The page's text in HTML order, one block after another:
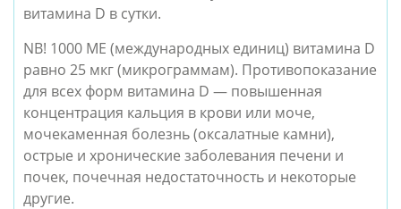
витамина D в сутки.
NB! 1000 МЕ (международных единиц) витамина D
равно 25 мкг (микрограммам). Противопоказание
для всех форм витамина D — повышенная
концентрация кальция в крови или моче,
мочекаменная болезнь (оксалатные камни),
острые и хронические заболевания печени и
почек, почечная недостаточность и некоторые
другие.